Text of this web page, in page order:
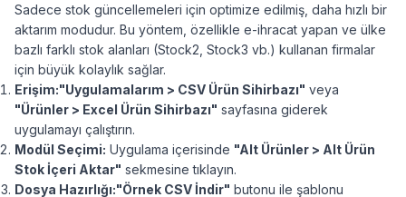
Sadece stok güncellemeleri için optimize edilmiş, daha hızlı bir
aktarım modudur. Bu yöntem, özellikle e-ihracat yapan ve ülke
bazlı farklı stok alanları (Stock2, Stock3 vb.) kullanan firmalar
için büyük kolaylık sağlar.
Erişim:"Uygulamalarım > CSV Ürün Sihirbazı" veya
"Ürünler > Excel Ürün Sihirbazı" sayfasına giderek
uygulamayı çalıştırın.
Modül Seçimi: Uygulama içerisinde "Alt Ürünler > Alt Ürün
Stok İçeri Aktar" sekmesine tıklayın.
Dosya Hazırlığı:"Örnek CSV İndir" butonu ile şablonu